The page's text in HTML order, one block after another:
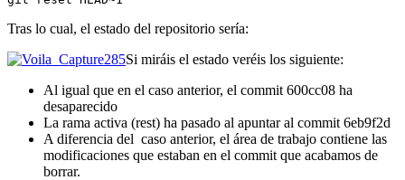
Tras lo cual, el estado del repositorio sería:
Si miráis el estado veréis los siguiente:
Al igual que en el caso anterior, el commit 600cc08 ha
desaparecido
La rama activa (rest) ha pasado al apuntar al commit 6eb9f2d
A diferencia del caso anterior, el área de trabajo contiene las
modificaciones que estaban en el commit que acabamos de
borrar.